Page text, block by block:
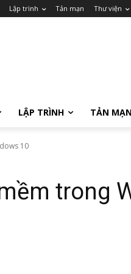
Lập trình Tản mạn Thư viện
LẬP TRÌNH TẢN MẠN
10
trong